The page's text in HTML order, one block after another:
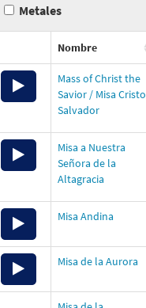
Metales
Nombre
Audio
Player
00:00
Use
Up/Down
Arrow
keys
increase
Mass of Christ the
Savior / Misa Cristo
Salvador
Audio
Player
00:00
Use
Up/Down
Misa a Nuestra
Señora de la
Altagracia
Audio
Player
00:00
Misa Andina
Audio
Player
Misa de la Aurora